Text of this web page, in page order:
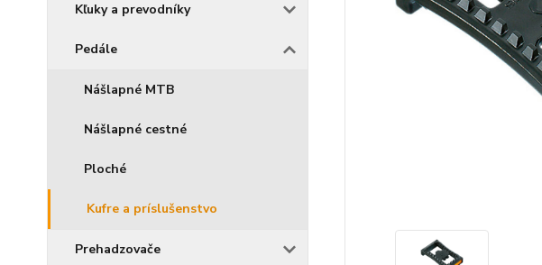
Kľuky a prevodníky
Pedále
Nášlapné MTB
Nášlapné cestné
Ploché
Kufre a príslušenstvo
Prehadzovače